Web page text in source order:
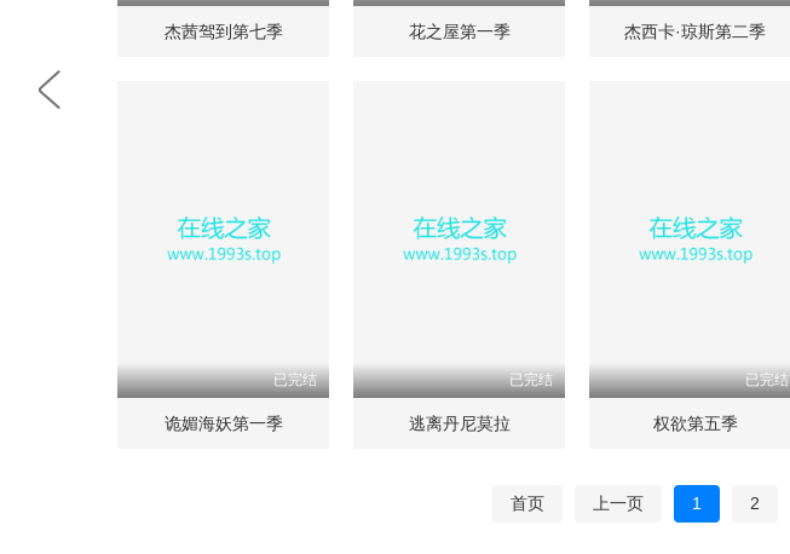
杰茜驾到第七季 花之屋第一季 杰西卡·琼斯第二季
已完结
诡媚海妖第一季
已完结
逃离丹尼莫拉
已完结
权欲第五季
首页 上一页 1 2